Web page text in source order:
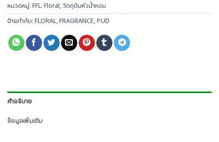
หมวดหมู่: FFL: Floral, วัตถุดิบหัวน้ำหอม
ป้ายกำกับ: FLORAL,FRAGRANCE,PUD
คำอธิบาย
ข้อมูลเพิ่มเติม